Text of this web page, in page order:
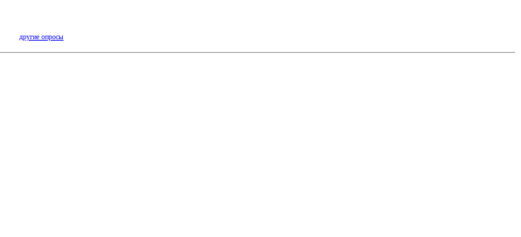
другие опросы